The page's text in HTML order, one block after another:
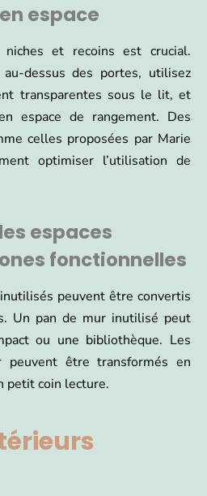
espace
et recoins est crucial.
dessus des portes, utilisez
transparentes sous le lit, et
espace de rangement. Des
celles proposées par Marie
optimiser l’utilisation de
espaces
fonctionnelles
peuvent être convertis
Un pan de mur inutilisé peut
ou une bibliothèque. Les
peuvent être transformés en
petit coin lecture.